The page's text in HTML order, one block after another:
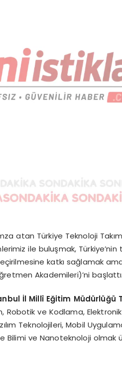
atan Türkiye Teknoloji
ile buluşmak, Türkiye’nin
katkı sağlamak
Akademileri)’ni başlattı.
İl Millî Eğitim Müdürlüğü
Robotik ve Kodlama,
Teknolojileri, Mobil
Bilimi ve Nanoteknoloji olmak